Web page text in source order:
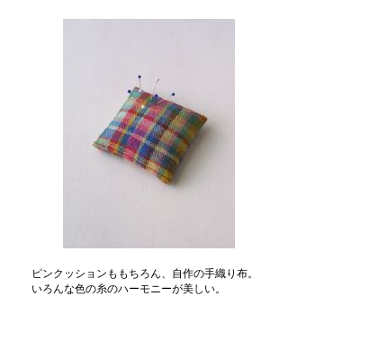
ピンクッションももちろん、自作の手織り布。
いろんな色の糸のハーモニーが美しい。